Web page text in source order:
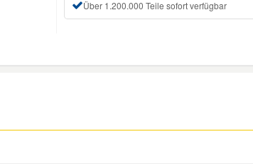
Über 1.200.000 Teile sofort verfügbar